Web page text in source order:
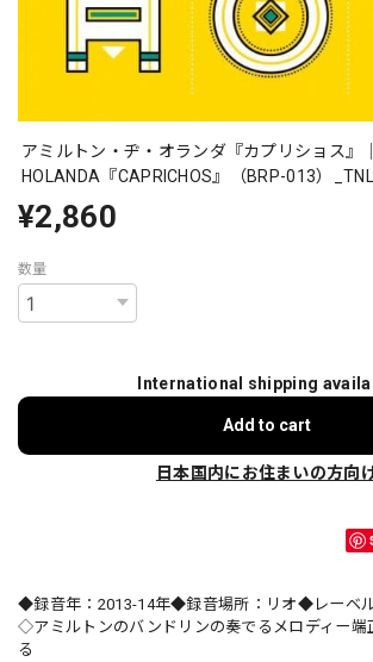
アミルトン・ヂ・オランダ『カプリショス』
HOLANDA『CAPRICHOS』（BRP-013）
¥2,860
数量
International shipping
Add to cart
日本国内にお住まいの方向
◆録音年：2013-14年◆録音場所：リオ◆レーベル
◇アミルトンのバンドリンの奏でるメロディー端
る